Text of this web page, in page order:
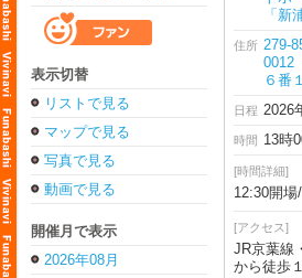
表示切替
リストで見る
マップで見る
写真で見る
動画で見る
開催月で表示
2026年08月
「新
住所 279-
0012
６番
日程 2026
時間 13時
[時間詳細]
12:30開
[アクセス]
JR京葉線
から徒歩